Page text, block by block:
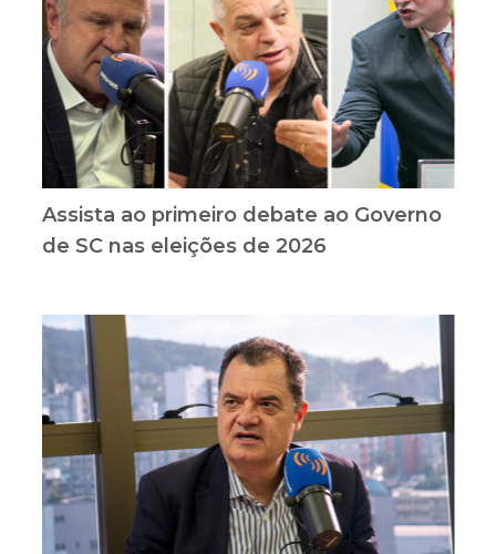
Assista ao primeiro debate ao Governo
de SC nas eleições de 2026